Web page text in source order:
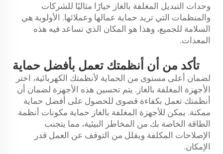
وحدات التبديل المغلفة بالغاز خيارًا مثاليًا للشركات
والمنظمات التي تريد حماية عمالها وعملائها. الأولوية هي
السلامة للجميع، وهذا هو المكان الذي تساعد فيه هذه
المعدات.
تأكد من أن أنظمتك تعمل بأفضل حماية
لضمان أعلى مستوى من الحماية لأنظمتك الكهربائية، اختر
الأجهزة المغلفة بالغاز. يتم تحسين هذه الأجهزة لضمان أن
أنظمتك تعمل بكفاءة قصوى للحصول على أفضل حماية
ممكنة. يمكن للأجهزة المغلفة بالغاز حماية مكونات أنظمة
الطاقة الخاصة بك من المخاطر البيئية، مما يتجنب
الإصلاحات المكلفة ويقلل من التوقف عن العمل قدر
الإمكان.